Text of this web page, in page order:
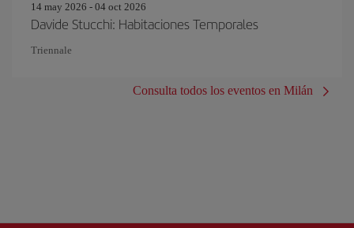
14 may 2026 - 04 oct 2026
Davide Stucchi: Habitaciones Temporales
Triennale
Consulta todos los eventos en Milán